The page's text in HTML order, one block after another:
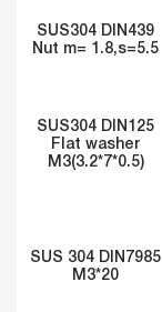
SUS304 DIN439
Nut m= 1.8,s=5.5
SUS304 DIN125
Flat washer
M3(3.2*7*0.5)
SUS 304 DIN7985
M3*20